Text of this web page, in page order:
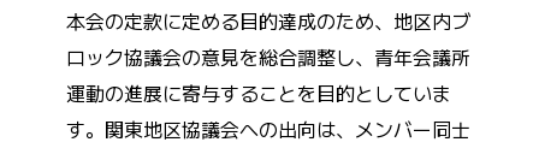
本会の定款に定める目的達成のため、地区内ブ
ロック協議会の意見を総合調整し、青年会議所
運動の進展に寄与することを目的としていま
す。関東地区協議会への出向は、メンバー同士